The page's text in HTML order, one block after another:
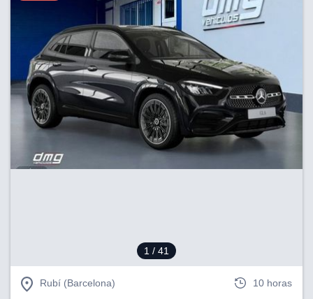
1 / 41
Rubí (Barcelona) 10 horas